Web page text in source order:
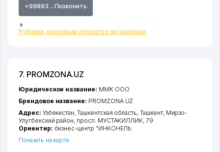
+99893 ...Позвонить
Рубрики, к которым относится организация
7. PROMZONA.UZ
Юридическое название: MMK ООО
Брендовое название: PROMZONA.UZ
Адрес: Узбекистан,Ташкентская область,Ташкент, Мирзо-
Улугбекский район, просп. МУСТАКИЛЛИК, 79
Ориентир: бизнес-центр "ИНКОНЕЛЬ
Показать на карте